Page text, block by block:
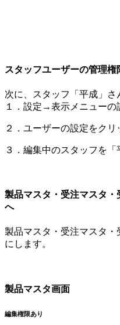
スタッフユーザーの管理権
次に、スタッフ「平成」さ
１．設定→表示メニューの
２．ユーザーの設定をクリ
３．編集中のスタッフを「
製品マスタ・受注マスタ
へ
製品マスタ・受注マスタ・
にします。
製品マスタ画面
編集権限あり